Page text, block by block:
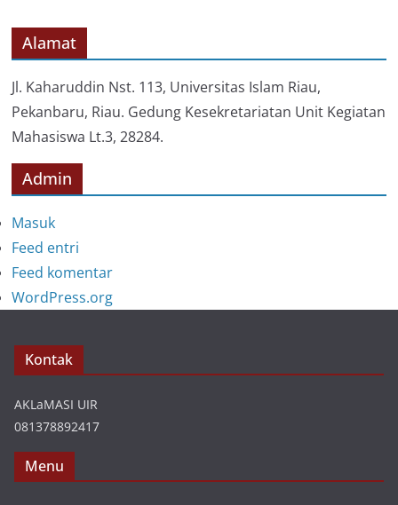
r
i
Alamat
Jl. Kaharuddin Nst. 113, Universitas Islam Riau,
Pekanbaru, Riau. Gedung Kesekretariatan Unit Kegiatan
Mahasiswa Lt.3, 28284.
Admin
Masuk
Feed entri
Feed komentar
WordPress.org
Kontak
AKLaMASI UIR
081378892417
Menu